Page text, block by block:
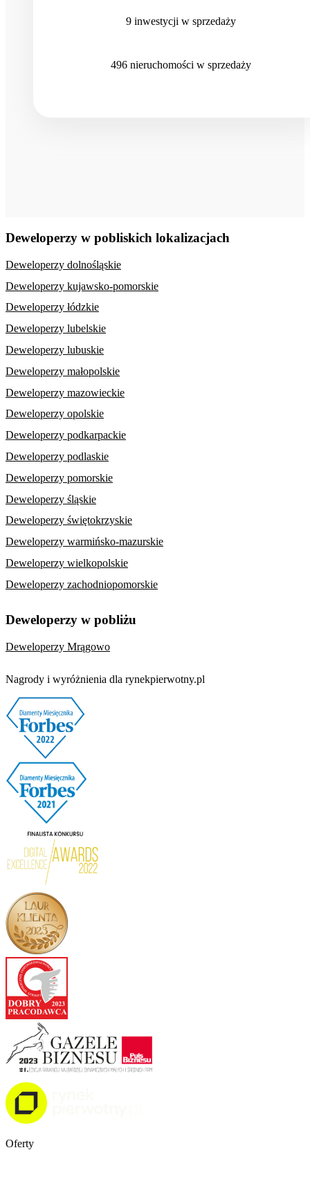
9 inwestycji w sprzedaży
496 nieruchomości w sprzedaży
Deweloperzy w pobliskich lokalizacjach
Deweloperzy dolnośląskie
Deweloperzy kujawsko-pomorskie
Deweloperzy łódzkie
Deweloperzy lubelskie
Deweloperzy lubuskie
Deweloperzy małopolskie
Deweloperzy mazowieckie
Deweloperzy opolskie
Deweloperzy podkarpackie
Deweloperzy podlaskie
Deweloperzy pomorskie
Deweloperzy śląskie
Deweloperzy świętokrzyskie
Deweloperzy warmińsko-mazurskie
Deweloperzy wielkopolskie
Deweloperzy zachodniopomorskie
Deweloperzy w pobliżu
Deweloperzy Mrągowo
Nagrody i wyróżnienia dla rynekpierwotny.pl
Oferty